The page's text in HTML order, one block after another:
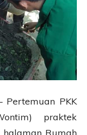
Pertemuan PKK
praktek